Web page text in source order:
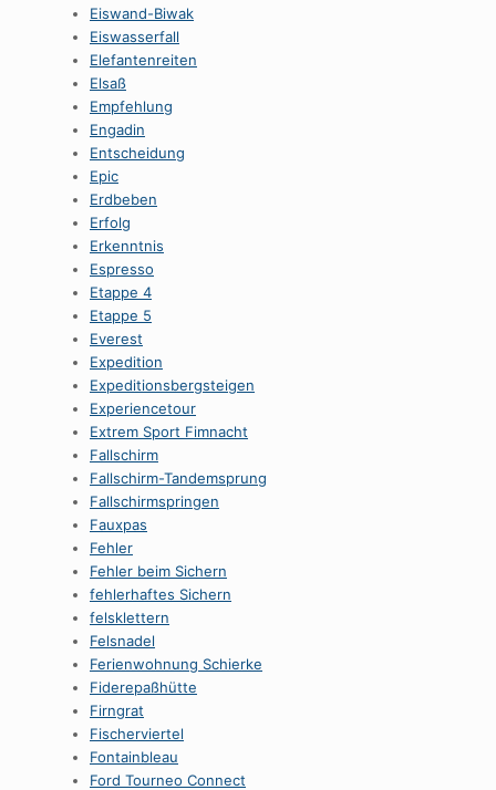
Eiswand-Biwak
Eiswasserfall
Elefantenreiten
Elsaß
Empfehlung
Engadin
Entscheidung
Epic
Erdbeben
Erfolg
Erkenntnis
Espresso
Etappe 4
Etappe 5
Everest
Expedition
Expeditionsbergsteigen
Experiencetour
Extrem Sport Fimnacht
Fallschirm
Fallschirm-Tandemsprung
Fallschirmspringen
Fauxpas
Fehler
Fehler beim Sichern
fehlerhaftes Sichern
felsklettern
Felsnadel
Ferienwohnung Schierke
Fiderepaßhütte
Firngrat
Fischerviertel
Fontainbleau
Ford Tourneo Connect